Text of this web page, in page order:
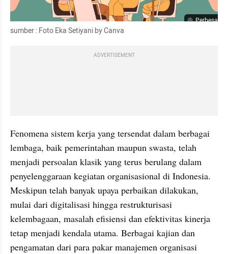
Perbesar
sumber : Foto Eka Setiyani by Canva
ADVERTISEMENT
Fenomena sistem kerja yang tersendat dalam berbagai
lembaga, baik pemerintahan maupun swasta, telah
menjadi persoalan klasik yang terus berulang dalam
penyelenggaraan kegiatan organisasional di Indonesia.
Meskipun telah banyak upaya perbaikan dilakukan,
mulai dari digitalisasi hingga restrukturisasi
kelembagaan, masalah efisiensi dan efektivitas kinerja
tetap menjadi kendala utama. Berbagai kajian dan
pengamatan dari para pakar manajemen organisasi